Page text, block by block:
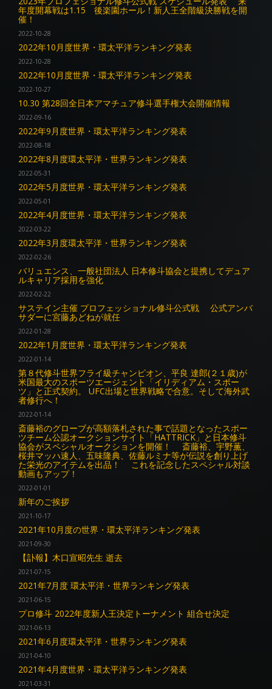
年度開幕戦は1.15 後楽園ホール！新人王全階級決勝戦を開
催！
2022-10-28
2022年10月度世界・環太平洋ランキング発表
2022-10-28
2022年10月度世界・環太平洋ランキング発表
2022-10-27
10.30 第28回全日本アマチュア修斗選手権大会開催情報
2022-09-16
2022年9月度世界・環太平洋ランキング発表
2022-08-18
2022年8月度環太平洋・世界ランキング発表
2022-05-31
2022年5月度世界・環太平洋ランキング発表
2022-05-01
2022年4月度世界・環太平洋ランキング発表
2022-03-22
2022年3月度環太平洋・世界ランキング発表
2022-02-26
バリュエンス、一般社団法人 日本修斗協会と提携してデュア
ルキャリア採用を強化
2022-02-22
サステイン主催 プロフェッショナル修斗公式戦 公式アンバ
サダーに宮藤あどねが就任
2022-01-28
2022年1月度世界・環太平洋ランキング発表
2022-01-14
第８代修斗世界フライ級チャンピオン、平良 達郎(２１歳)が
米国最大のスポーツエージェント「イリディアム・スポー
ツ」と正式契約。 UFC出場と世界戦略で合意。そして海外武
者修行へ！
2022-01-14
斎藤裕のグローブが高額落札された事で話題となったスポー
ツチーム公認オークションサイト「HATTRICK」と日本修斗
協会がスペシャルオークションを開催！ 斎藤裕、宇野薫、
桜井マッハ速人、五味隆典、佐藤ルミナ等が伝説を創り上げ
た栄光のアイテムを出品！ これを記念したスペシャル対談
動画もアップ！
2022-01-01
新年のご挨拶
2021-10-17
2021年10月度の世界・環太平洋ランキング発表
2021-09-30
【訃報】木口宣昭先生 逝去
2021-07-15
2021年7月度 環太平洋・世界ランキング発表
2021-06-15
プロ修斗 2022年度新人王決定トーナメント 組合せ決定
2021-06-13
2021年6月度環太平洋・世界ランキング発表
2021-04-10
2021年4月度世界・環太平洋ランキング発表
2021-03-31